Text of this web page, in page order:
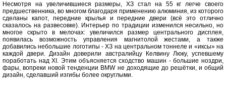
Несмотря на увеличившиеся размеры, ХЗ стал на 55 кг легче своего
предшественника, во многом благодаря применению алюминия, из которого
сделаны капот, передние крылья и передние двери (всё это отлично
сказалось на развесовке). Интерьер по традиции изменился несильно, но
многое скрыто в мелочах: увеличился размер центрального дисплея,
появилась возможность управления магнитолой жестами, а также
добавились небольшие логотипы - ХЗ на центральном тоннеле и «иксы» на
каждой двери. Дизайн доверили австралийцу Келвину Люку, успевшему
поработать над XI. Этим объясняется сходство машин - большие ноздри,
фары, вопреки новой тенденции BMW не доходящие до решётки, и общий
дизайн, сделавший изгибы более округлыми.